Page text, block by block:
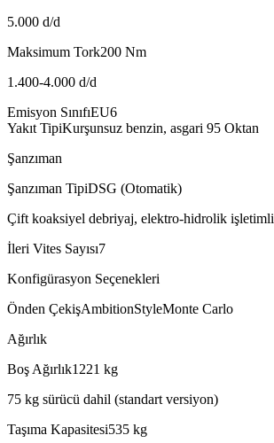
5.000 d/d
Maksimum Tork200 Nm
1.400-4.000 d/d
Emisyon SınıfıEU6
Yakıt TipiKurşunsuz benzin, asgari 95 Oktan
Şanzıman
Şanzıman TipiDSG (Otomatik)
Çift koaksiyel debriyaj, elektro-hidrolik işletimli
İleri Vites Sayısı7
Konfigürasyon Seçenekleri
Önden ÇekişAmbitionStyleMonte Carlo
Ağırlık
Boş Ağırlık1221 kg
75 kg sürücü dahil (standart versiyon)
Taşıma Kapasitesi535 kg